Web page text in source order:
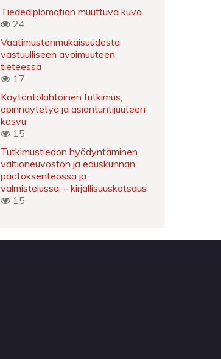
Tiedediplomatian muuttuva kuva
24
Vaatimustenmukaisuudesta
vastuulliseen avoimuuteen
tieteessä
17
Käytäntölähtöinen tutkimus,
opinnäytetyö ja asiantuntijuuteen
kasvu
15
Tutkimustiedon hyödyntäminen
valtioneuvoston ja eduskunnan
päätöksenteossa ja
valmistelussa: – kirjallisuuskatsaus
15